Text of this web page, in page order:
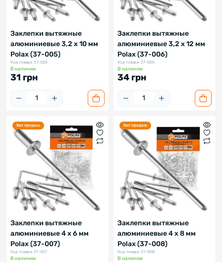
Заклепки вытяжные
алюминиевые 3,2 х 10 мм
Polax (37-005)
Код товара: 37-005
В наличии
31 грн
Заклепки вытяжные
алюминиевые 3,2 х 12 мм
Polax (37-006)
Код товара: 37-006
В наличии
34 грн
Хит продаж
Заклепки вытяжные
алюминиевые 4 х 6 мм
Polax (37-007)
Код товара: 37-007
В наличии
Хит продаж
Заклепки вытяжные
алюминиевые 4 х 8 мм
Polax (37-008)
Код товара: 37-008
В наличии